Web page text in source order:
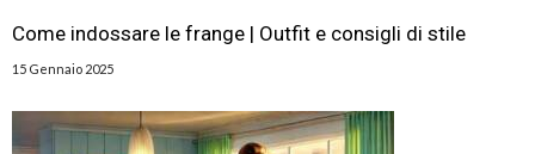
Come indossare le frange | Outfit e consigli di stile
15 Gennaio 2025